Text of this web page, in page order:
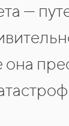
—
она